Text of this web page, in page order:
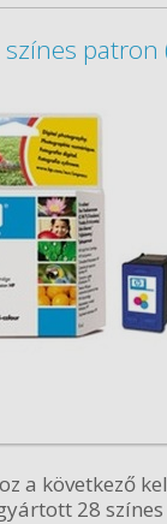
színes patron
a következő
28